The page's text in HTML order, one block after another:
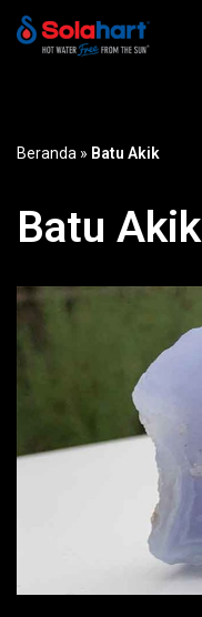
Beranda » Batu Akik
Batu Akik